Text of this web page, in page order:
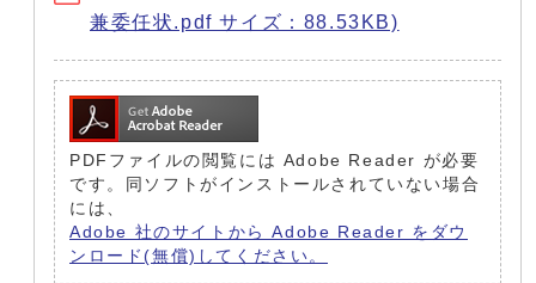
兼委任状.pdf サイズ：88.53KB)
PDFファイルの閲覧には Adobe Reader が必要
です。同ソフトがインストールされていない場合
には、
Adobe 社のサイトから Adobe Reader をダウ
ンロード(無償)してください。